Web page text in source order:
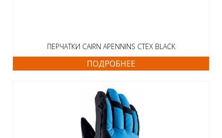
ПЕРЧАТКИ CAIRN APENNINS CTEX BLACK
ПОДРОБНЕЕ